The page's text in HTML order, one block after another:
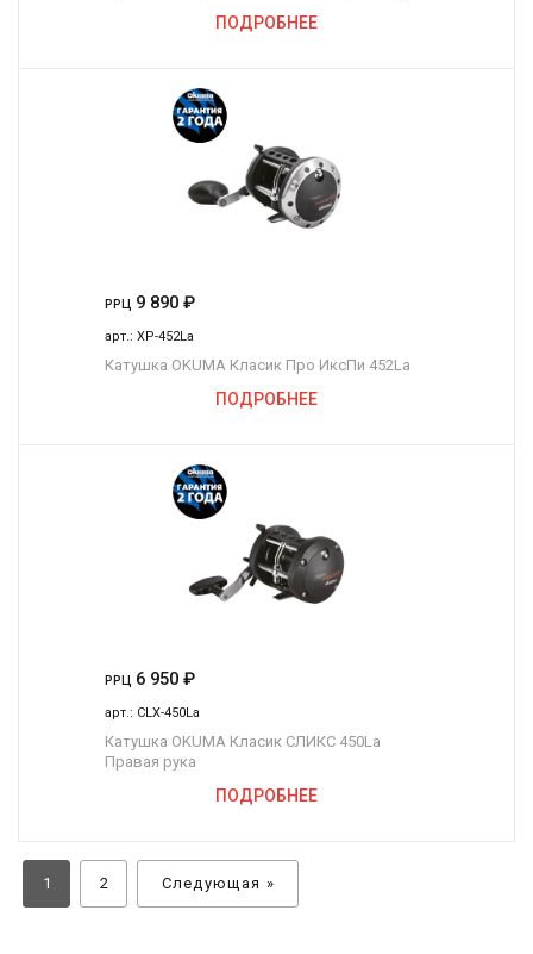
ПОДРОБНЕЕ
РРЦ 9 890 ₽
арт.: XP-452La
Катушка OKUMA Класик Про ИксПи 452La
ПОДРОБНЕЕ
РРЦ 6 950 ₽
арт.: CLX-450La
Катушка OKUMA Класик СЛИКС 450La
Правая рука
ПОДРОБНЕЕ
1 2 Следующая »